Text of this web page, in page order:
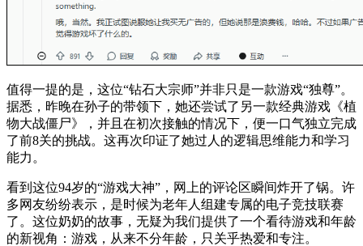
值得一提的是，这位“钻石大宗师”并非只是一款游戏“独尊”。
据悉，昨晚在孙子的带领下，她还尝试了另一款经典游戏《植
物大战僵尸》，并且在初次接触的情况下，便一口气独立完成
了前8关的挑战。这再次印证了她过人的逻辑思维能力和学习
能力。
看到这位94岁的“游戏大神”，网上的评论区瞬间炸开了锅。许
多网友纷纷表示，是时候为老年人组建专属的电子竞技联赛
了。这位奶奶的故事，无疑为我们提供了一个看待游戏和年龄
的新视角：游戏，从来不分年龄，只关乎热爱和专注。